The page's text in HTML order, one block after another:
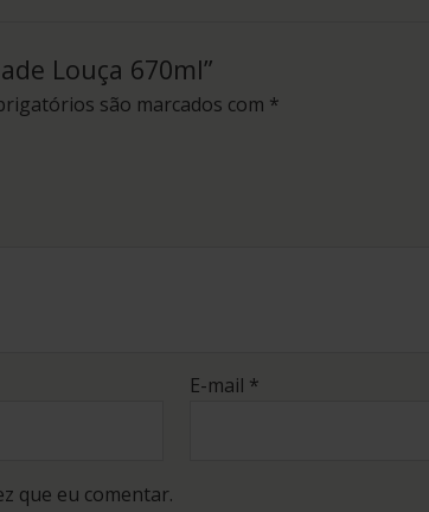
Louça 670ml”
são marcados com *
E-mail *
que eu comentar.